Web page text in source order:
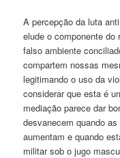
A percepção da luta
elude o componente
falso ambiente
compartem nossas
legitimando o uso da
considerar que esta é
mediação parece dar
desvanecem quando
aumentam e quando
militar sob o jugo